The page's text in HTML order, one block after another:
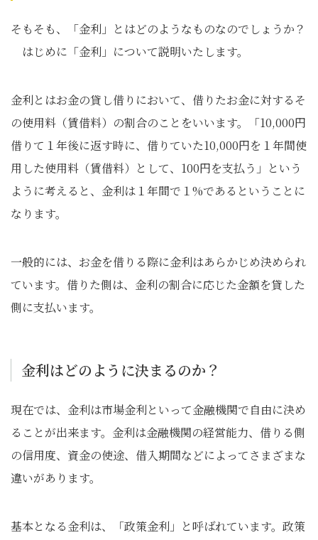
そもそも、「金利」とはどのようなものなのでしょうか？
はじめに「金利」について説明いたします。
金利とはお金の貸し借りにおいて、借りたお金に対するそ
の使用料（賃借料）の割合のことをいいます。「10,000円
借りて１年後に返す時に、借りていた10,000円を１年間使
用した使用料（賃借料）として、100円を支払う」という
ように考えると、金利は１年間で１%であるということに
なります。
一般的には、お金を借りる際に金利はあらかじめ決められ
ています。借りた側は、金利の割合に応じた金額を貸した
側に支払います。
金利はどのように決まるのか？
現在では、金利は市場金利といって金融機関で自由に決め
ることが出来ます。金利は金融機関の経営能力、借りる側
の信用度、資金の使途、借入期間などによってさまざまな
違いがあります。
基本となる金利は、「政策金利」と呼ばれています。政策